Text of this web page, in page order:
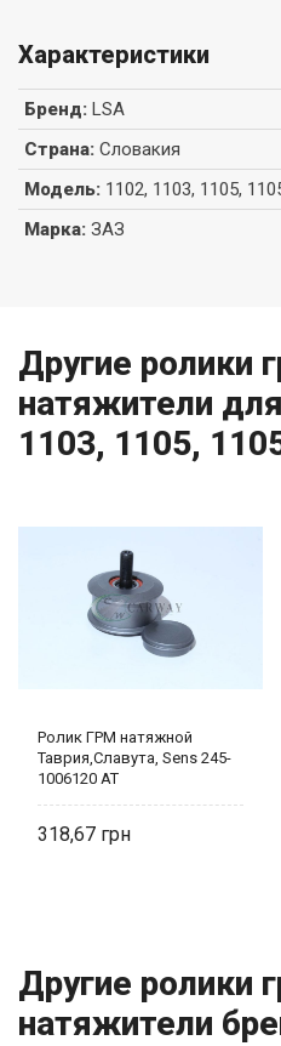
Характеристики
Бренд: LSA
Страна: Словакия
Модель: 1102, 1103, 1105,
Марка: ЗАЗ
Другие ролики
натяжители
1103, 1105,
Ролик ГРМ натяжной
Таврия,Славута, Sens 245-
1006120 AT
318,67
Другие ролики
натяжители